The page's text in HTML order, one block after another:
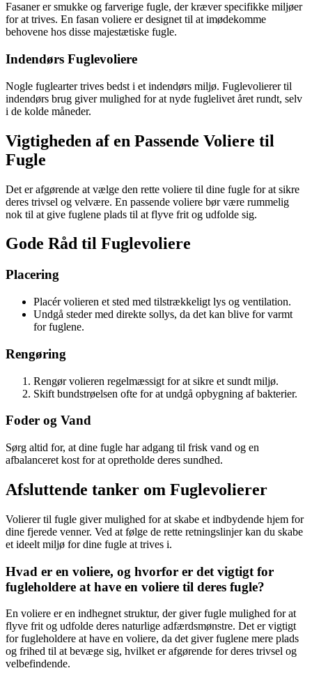
Fasaner er smukke og farverige fugle, der kræver specifikke miljøer
for at trives. En fasan voliere er designet til at imødekomme
behovene hos disse majestætiske fugle.
Indendørs Fuglevoliere
Nogle fuglearter trives bedst i et indendørs miljø. Fuglevolierer til
indendørs brug giver mulighed for at nyde fuglelivet året rundt, selv
i de kolde måneder.
Vigtigheden af en Passende Voliere til
Fugle
Det er afgørende at vælge den rette voliere til dine fugle for at sikre
deres trivsel og velvære. En passende voliere bør være rummelig
nok til at give fuglene plads til at flyve frit og udfolde sig.
Gode Råd til Fuglevoliere
Placering
Placér volieren et sted med tilstrækkeligt lys og ventilation.
Undgå steder med direkte sollys, da det kan blive for varmt
for fuglene.
Rengøring
Rengør volieren regelmæssigt for at sikre et sundt miljø.
Skift bundstrøelsen ofte for at undgå opbygning af bakterier.
Foder og Vand
Sørg altid for, at dine fugle har adgang til frisk vand og en
afbalanceret kost for at opretholde deres sundhed.
Afsluttende tanker om Fuglevolierer
Volierer til fugle giver mulighed for at skabe et indbydende hjem for
dine fjerede venner. Ved at følge de rette retningslinjer kan du skabe
et ideelt miljø for dine fugle at trives i.
Hvad er en voliere, og hvorfor er det vigtigt for
fugleholdere at have en voliere til deres fugle?
En voliere er en indhegnet struktur, der giver fugle mulighed for at
flyve frit og udfolde deres naturlige adfærdsmønstre. Det er vigtigt
for fugleholdere at have en voliere, da det giver fuglene mere plads
og frihed til at bevæge sig, hvilket er afgørende for deres trivsel og
velbefindende.